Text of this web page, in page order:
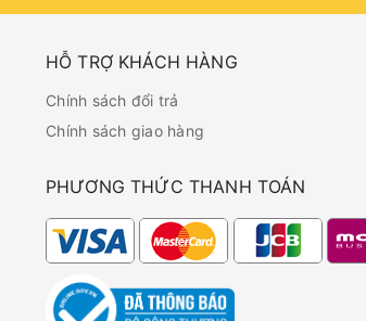
HỖ TRỢ KHÁCH HÀNG
Chính sách đổi trả
Chính sách giao hàng
PHƯƠNG THỨC THANH TOÁN